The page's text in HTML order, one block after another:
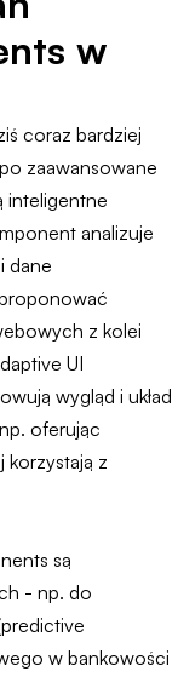
w
coraz bardziej
zaawansowane
inteligentne
analizuje
dane
z kolei
UI
wygląd i układ
oferując
z
są
- np. do
w bankowości